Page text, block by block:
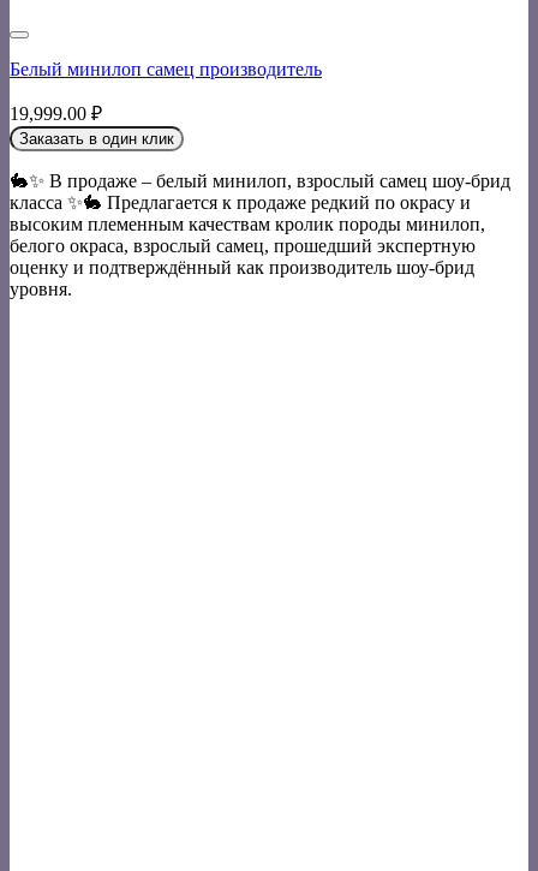
Белый минилоп самец производитель
19,999.00 ₽
Заказать в один клик
🐇✨ В продаже – белый минилоп, взрослый самец шоу-брид
класса ✨🐇 Предлагается к продаже редкий по окрасу и
высоким племенным качествам кролик породы минилоп,
белого окраса, взрослый самец, прошедший экспертную
оценку и подтверждённый как производитель шоу-брид
уровня.